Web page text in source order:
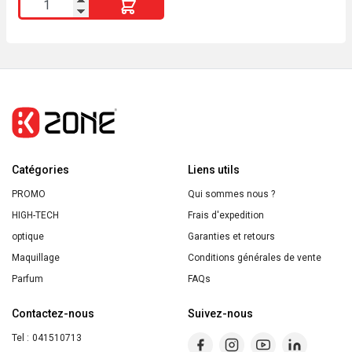
était :
2800 DA.
est :
2500 DA.
de
Corps
Algue
&
Criste
Marine
390ml
Catégories
PROMO
HIGH-TECH
optique
Maquillage
Parfum
Liens utils
Qui sommes nous ?
Frais d'expedition
Garanties et retours
Conditions générales de vente
FAQs
Contactez-nous
Tel : 041510713
Suivez-nous